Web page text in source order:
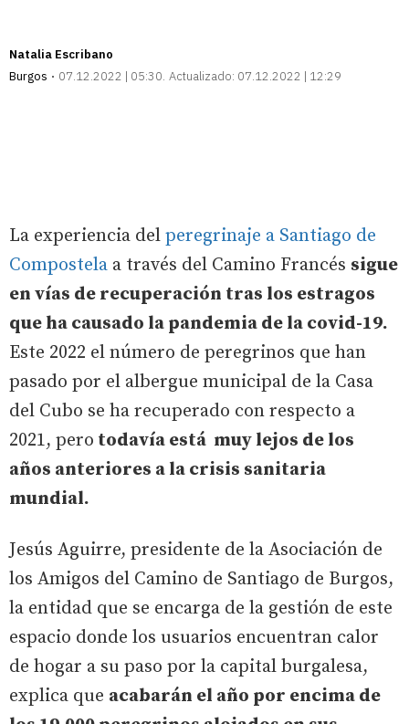
Natalia Escribano
Burgos
07.12.2022 | 05:30 Actualizado: 07.12.2022 | 12:29
La experiencia del peregrinaje a Santiago de
Compostela a través del Camino Francés sigue
en vías de recuperación tras los estragos
que ha causado la pandemia de la covid-19.
Este 2022 el número de peregrinos que han
pasado por el albergue municipal de la Casa
del Cubo se ha recuperado con respecto a
2021, pero todavía está muy lejos de los
años anteriores a la crisis sanitaria
mundial.
Jesús Aguirre, presidente de la Asociación de
los Amigos del Camino de Santiago de Burgos,
la entidad que se encarga de la gestión de este
espacio donde los usuarios encuentran calor
de hogar a su paso por la capital burgalesa,
explica que acabarán el año por encima de